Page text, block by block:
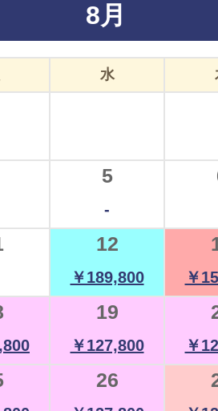
8月
水
5
-
12
￥189,800 ￥
19
￥127,800 ￥
26